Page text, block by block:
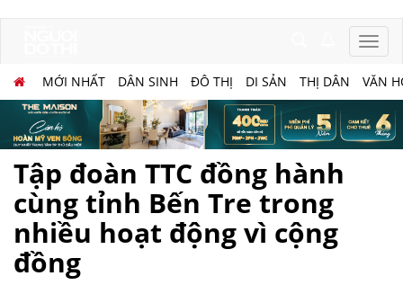
MỚI NHẤT DÂN SINH ĐÔ THỊ DI SẢN THỊ DÂN VĂN
Tập đoàn TTC đồng hành
cùng tỉnh Bến Tre trong
nhiều hoạt động vì cộng
đồng